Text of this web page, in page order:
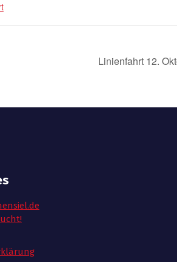
Linienfahrt 12.